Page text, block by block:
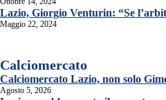
Lazio, Giorgio Venturin: “Se
Maggio 22, 2024
Calciomercato
Calciomercato Lazio, non solo
Agosto 5, 2026